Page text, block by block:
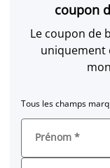
coupon
Le coupon de
uniquement
Tous les champs
Prénom *